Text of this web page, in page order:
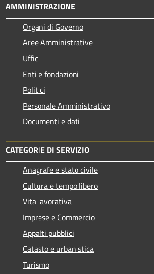
AMMINISTRAZIONE
Organi di Governo
Aree Amministrative
Uffici
Enti e fondazioni
Politici
Personale Amministrativo
Documenti e dati
CATEGORIE DI SERVIZIO
Anagrafe e stato civile
Cultura e tempo libero
Vita lavorativa
Imprese e Commercio
Appalti pubblici
Catasto e urbanistica
Turismo